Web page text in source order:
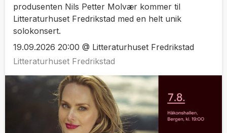
produsenten Nils Petter Molvær kommer til
Litteraturhuset Fredrikstad med en helt unik
solokonsert.
19.09.2026 20:00 @ Litteraturhuset Fredrikstad
Litteraturhuset Fredrikstad